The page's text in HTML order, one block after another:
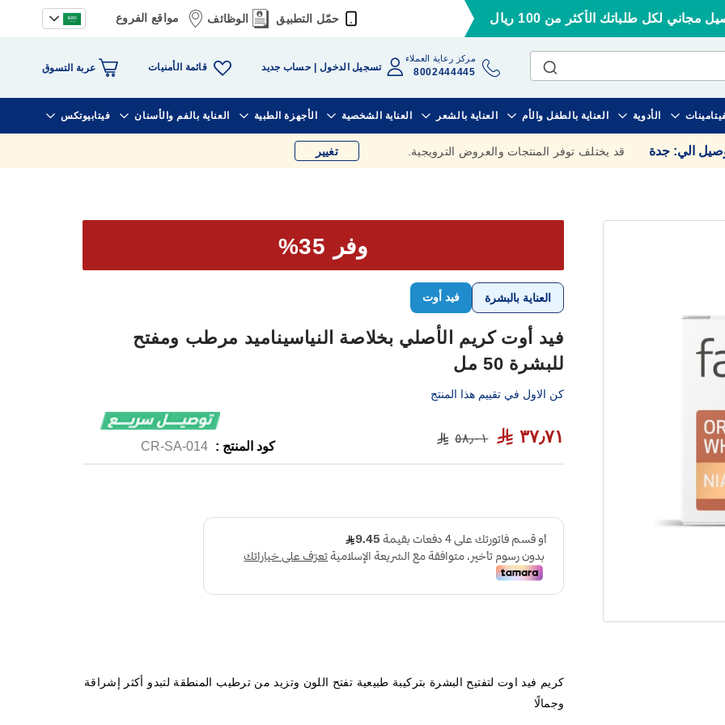
مجاني لكل طلباتك الأكثر من 100 ريال حمّل التطبيق الوظائف مواقع الفروع
مركز رعاية العملاء
8002444445 تسجيل الدخول حساب جديد قائمة الأمنيات عربة التسوق
الأدوية العناية بالطفل والأم العناية بالشعر العناية الشخصية الأجهزة الطبية العناية بالفم والأسنان فيتابيوتكس
الي: جدة قد يختلف توفر المنتجات والعروض الترويجية. تغيير
وفر 35%
العناية بالبشرة فيد أوت
فيد أوت كريم الأصلي بخلاصة النياسيناميد مرطب ومفتح
للبشرة 50 مل
كن الاول في تقييم هذا المنتج
٣٧٫٧١ ٥٨٫٠١
كود المنتج : CR-SA-014
كريم فيد اوت لتفتيح البشرة بتركيبة طبيعية تفتح اللون وتزيد من ترطيب المنطقة لتبدو أكثر إشراقة